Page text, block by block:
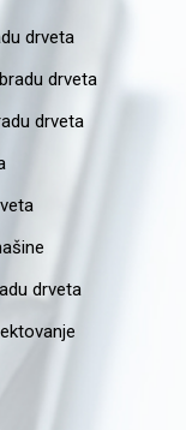
drveta
drveta
drveta
drveta